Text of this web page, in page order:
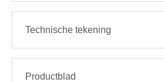
Technische tekening
Productblad